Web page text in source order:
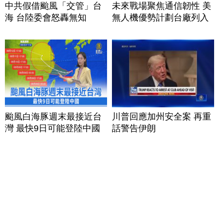
中共假借颱風「交管」台
海 台陸委會怒轟無知
未來戰場聚焦通信韌性 美
無人機優勢計劃台廠列入
颱風白海豚週末最接近台
灣 最快9日可能登陸中國
川普回應加州安全案 再重
話警告伊朗